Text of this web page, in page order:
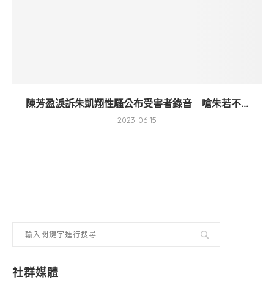
陳芳盈淚訴朱凱翔性騷公布受害者錄音 嗆朱若不...
2023-06-15
社群媒體